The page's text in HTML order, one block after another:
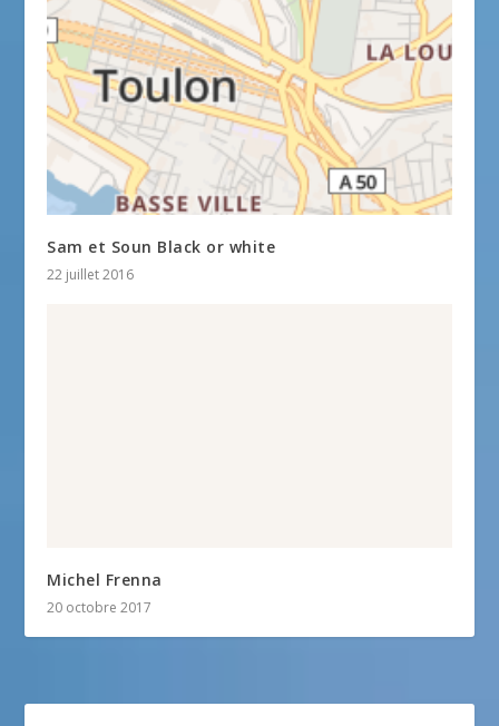
Sam et Soun Black or white
22 juillet 2016
Michel Frenna
20 octobre 2017